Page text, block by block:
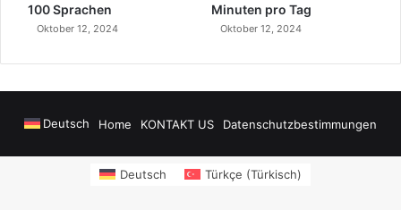
100 Sprachen
Oktober 12, 2024
Minuten pro Tag
Oktober 12, 2024
Deutsch Home KONTAKT US Datenschutzbestimmungen
Deutsch Türkçe (Türkisch)